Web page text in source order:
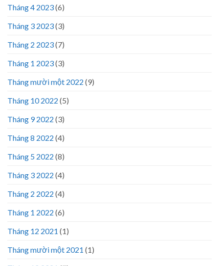
Tháng 4 2023(6)
Tháng 3 2023(3)
Tháng 2 2023(7)
Tháng 1 2023(3)
Tháng mười một 2022 (9)
Tháng 10 2022 (5)
Tháng 9 2022 (3)
Tháng 8 2022 (4)
Tháng 5 2022 (8)
Tháng 3 2022 (4)
Tháng 2 2022 (4)
Tháng 1 2022 (6)
Tháng 12 2021 (1)
Tháng mười một 2021 (1)